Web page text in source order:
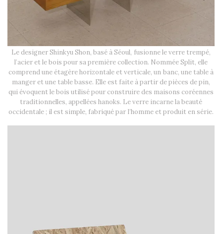
Le designer Shinkyu Shon, basé à Séoul, fusionne le verre trempé,
l’acier et le bois pour sa première collection. Nommée Split, elle
comprend une étagère horizontale et verticale, un banc, une table à
manger et une table basse. Elle est faite à partir de pièces de pin,
qui évoquent le bois utilisé pour construire des maisons coréennes
traditionnelles, appellées hanoks. Le verre incarne la beauté
occidentale ; il est simple, fabriqué par l’homme et produit en série.